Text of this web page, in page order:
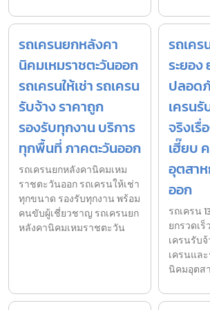
รถเครนยกหลังคา
นิคมเหมราชตะวันออก
รถเครนให้เช่า รถเครน
รับจ้าง ราคาถูก
รองรับทุกงาน บริการ
ทุกพื้นที่ ภาคตะวันออก
รถเครนยกหลังคานิคมเหม
ราชตะวันออก รถเครนให้เช่า
ทุกขนาด รองรับทุกงาน พร้อม
คนขับผู้เชี่ยวชาญ รถเครนยก
หลังคานิคมเหมราชตะวัน
รถเค
ระยอง
ปลอด
เครน
จริงเรื่
เฮี๊ยบ
อุตสา
ออก
รถเครน
ยกรวดเ
เครนรับจ้
เครนแล
นิคมอุตส